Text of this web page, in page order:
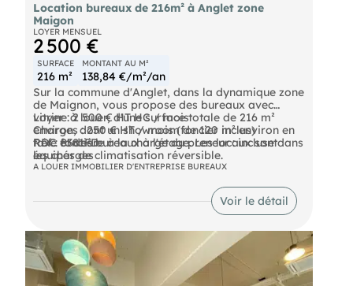
Location bureaux de 216m² à Anglet zone
Maigon
LOYER MENSUEL
2 500 €
SURFACE
216 m²
MONTANT AU M²
138,84 €/m²/an
Sur la commune d'Anglet, dans la dynamique zone
de Maignon, vous propose des bureaux avec
vitrine à louer, d'une surface totale de 216 m²
environ, dont un showroom de 120 m² environ en
RDC et des bureaux à l'étage. Les locaux sont
équipés de climatisation réversible.
Loyer : 2 500 € HT HC / mois
Charges : 250 € HT / mois (foncier inclus)
taxe foncière à la charge du preneur : incluse dans
les charges
Honoraires en sus : 12 % HT du Loyer annuel HT à
Réf : 8381FD
Les informations sur les risques auxquels ce bien
A LOUER IMMOBILIER D'ENTREPRISE BUREAUX
Voir le détail